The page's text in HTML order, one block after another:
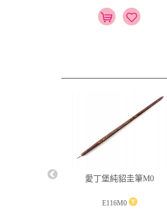
愛丁堡純貂圭筆M0
E116M0